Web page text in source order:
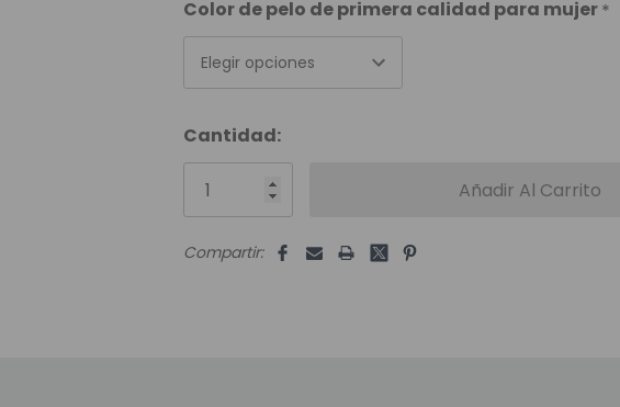
Color de pelo de primera calidad para mujer*
Elegir opciones
Unidades
disponibles:
Cantidad:
Compartir: